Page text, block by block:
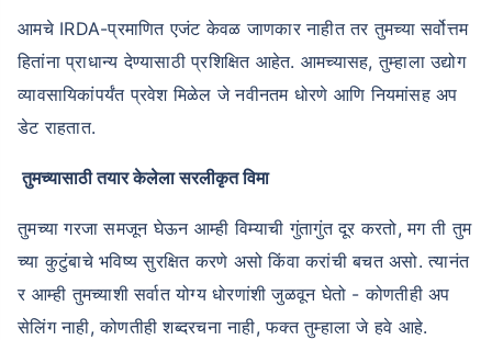
आमचे IRDA-प्रमाणित एजंट केवळ जाणकार नाहीत तर तुमच्या सर्वोत्तम
हितांना प्राधान्य देण्यासाठी प्रशिक्षित आहेत. आमच्यासह, तुम्हाला उद्योग
व्यावसायिकांपर्यंत प्रवेश मिळेल जे नवीनतम धोरणे आणि नियमांसह अप
डेट राहतात.
तुमच्यासाठी तयार केलेला सरलीकृत विमा
तुमच्या गरजा समजून घेऊन आम्ही विम्याची गुंतागुंत दूर करतो, मग ती तुम
च्या कुटुंबाचे भविष्य सुरक्षित करणे असो किंवा करांची बचत असो. त्यानंत
र आम्ही तुमच्याशी सर्वात योग्य धोरणांशी जुळवून घेतो - कोणतीही अप
सेलिंग नाही, कोणतीही शब्दरचना नाही, फक्त तुम्हाला जे हवे आहे.